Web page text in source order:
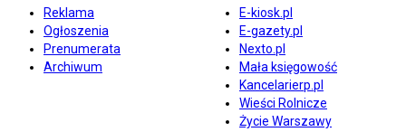
Reklama
Ogłoszenia
Prenumerata
Archiwum
E-kiosk.pl
E-gazety.pl
Nexto.pl
Mała księgowość
Kancelarierp.pl
Wieści Rolnicze
Życie Warszawy